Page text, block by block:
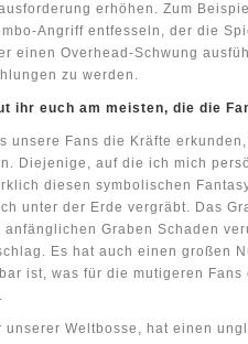
erhöhen. Zum
Angriff entfesseln, der die
einen Overhead-Schwung
zu werden.
ihr euch am meisten, die die
unsere Fans die Kräfte
Diejenige, auf die ich mich
diesen symbolischen
unter der Erde vergräbt. Das
Graben Schaden
Es hat auch einen großen
ist, was für die mutigeren
Weltbosse, hat einen